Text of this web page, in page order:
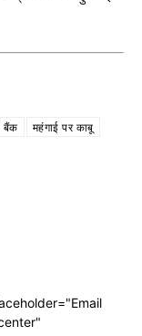
बैंक
महंगाई पर काबू